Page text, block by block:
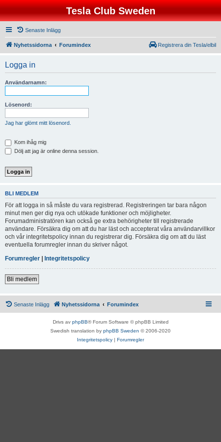
Tesla Club Sweden
Senaste Inlägg
Nyhetssidorna Forumindex Registrera din Tesla/elbil
Logga in
Användarnamn:
Lösenord:
Jag har glömt mitt lösenord.
Kom ihåg mig
Dölj att jag är online denna session.
BLI MEDLEM
För att logga in så måste du vara registrerad. Registreringen tar bara någon
minut men ger dig nya och utökade funktioner och möjligheter.
Forumadministratören kan också ge extra behörigheter till registrerade
användare. Försäkra dig om att du har läst och accepterat våra användarvillkor
och vår integritetspolicy innan du registrerar dig. Försäkra dig om att du läst
eventuella forumregler innan du skriver något.
Forumregler | Integritetspolicy
Bli medlem
Senaste Inlägg Nyhetssidorna Forumindex
Drivs av phpBB® Forum Software © phpBB Limited
Swedish translation by phpBB Sweden © 2006-2020
Integritetspolicy | Forumregler